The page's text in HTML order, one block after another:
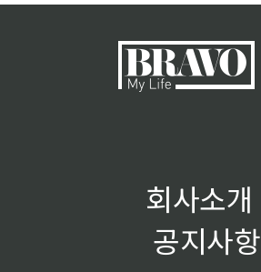
회사소개
공지사항